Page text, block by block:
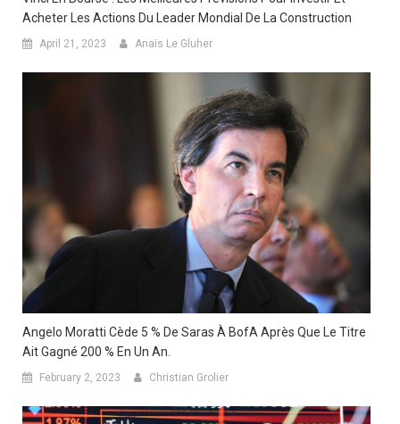
Acheter Les Actions Du Leader Mondial De La Construction
April 21, 2023 Anaïs Le Gluher
Angelo Moratti Cède 5 % De Saras À BofA Après Que Le Titre
Ait Gagné 200 % En Un An.
February 2, 2023 Christian Grolier